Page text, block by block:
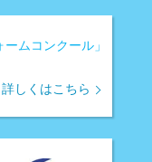
ームコンクール」
詳しくはこちら